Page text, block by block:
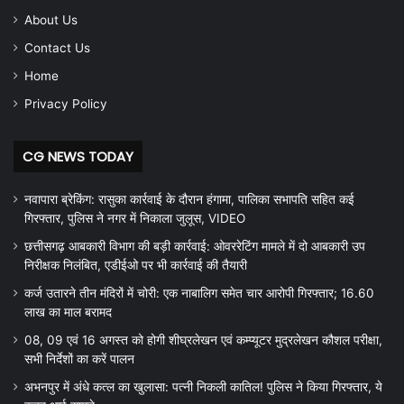
About Us
Contact Us
Home
Privacy Policy
CG NEWS TODAY
नवापारा ब्रेकिंग: रासुका कार्रवाई के दौरान हंगामा, पालिका सभापति सहित कई
गिरफ्तार, पुलिस ने नगर में निकाला जुलूस, VIDEO
छत्तीसगढ़ आबकारी विभाग की बड़ी कार्रवाई: ओवररेटिंग मामले में दो आबकारी उप
निरीक्षक निलंबित, एडीईओ पर भी कार्रवाई की तैयारी
कर्ज उतारने तीन मंदिरों में चोरी: एक नाबालिग समेत चार आरोपी गिरफ्तार; 16.60
लाख का माल बरामद
08, 09 एवं 16 अगस्त को होगी शीघ्रलेखन एवं कम्प्यूटर मुद्रलेखन कौशल परीक्षा,
सभी निर्देशों का करें पालन
अभनपुर में अंधे कत्ल का खुलासा: पत्नी निकली कातिल! पुलिस ने किया गिरफ्तार, ये